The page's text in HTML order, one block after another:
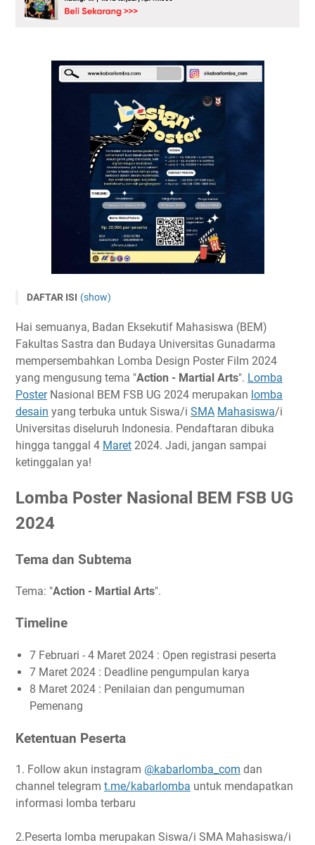
DAFTAR ISI (show)
Tema dan Subtema
Timeline
Ketentuan Peserta
Ketentuan Lomba
Biaya Pendaftaran
Hadiah
Link Penting
Hai semuanya, Badan Eksekutif Mahasiswa (BEM)
Fakultas Sastra dan Budaya Universitas Gunadarma
mempersembahkan Lomba Design Poster Film 2024
yang mengusung tema "Action - Martial Arts". Lomba
PosterNasional BEM FSB UG 2024 merupakan lomba
desain yang terbuka untuk Siswa/i SMA Mahasiswa/i
Universitas diseluruh Indonesia. Pendaftaran dibuka
hingga tanggal 4 Maret 2024. Jadi, jangan sampai
ketinggalan ya!
Lomba Poster Nasional BEM FSB UG
2024
Tema dan Subtema
Tema: "Action - Martial Arts".
Timeline
7 Februari - 4 Maret 2024 : Open registrasi peserta
7 Maret 2024 : Deadline pengumpulan karya
8 Maret 2024 : Penilaian dan pengumuman
Pemenang
Ketentuan Peserta
1. Follow akun instagram @kabarlomba_com dan
channel telegram t.me/kabarlomba untuk mendapatkan
informasi lomba terbaru
2.Peserta lomba merupakan Siswa/i SMA Mahasiswa/i